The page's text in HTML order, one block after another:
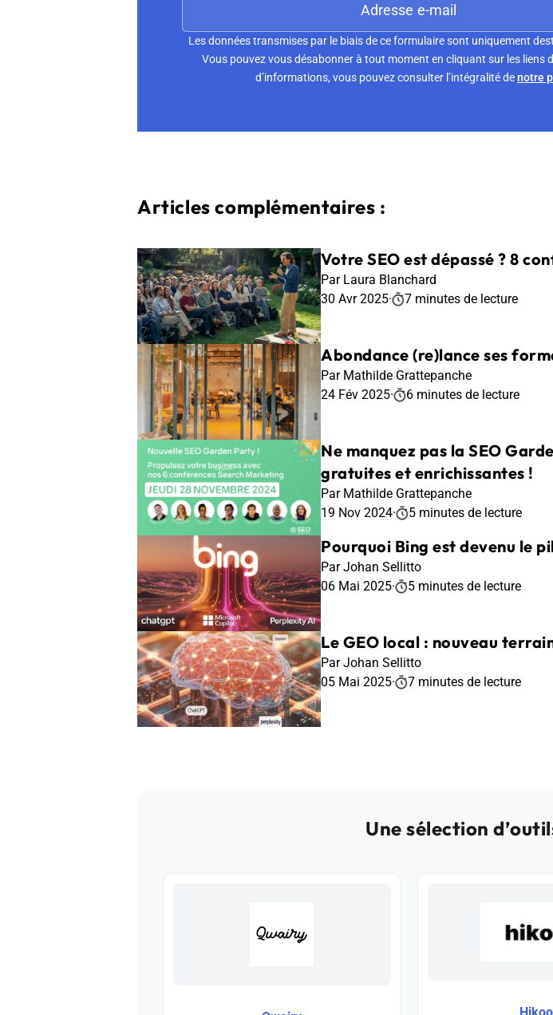
Les données transmises par le biais de ce formulaire sont uniquement
Vous pouvez vous désabonner à tout moment en cliquant sur les
d’informations, vous pouvez consulter l’intégralité denotre
Articles complémentaires :
Votre SEO est dépassé ? 8
Par Laura Blanchard
30 Avr 2025· 7 minutes de lecture
Abondance (re)lance ses
Par Mathilde Grattepanche
24 Fév 2025· 6 minutes de lecture
Ne manquez pas la SEO
gratuites et enrichissantes !
Par Mathilde Grattepanche
19 Nov 2024· 5 minutes de lecture
Pourquoi Bing est devenu le
Par Johan Sellitto
06 Mai 2025· 5 minutes de lecture
Le GEO local : nouveau
Par Johan Sellitto
05 Mai 2025· 7 minutes de lecture
Une sélection
Hikoo